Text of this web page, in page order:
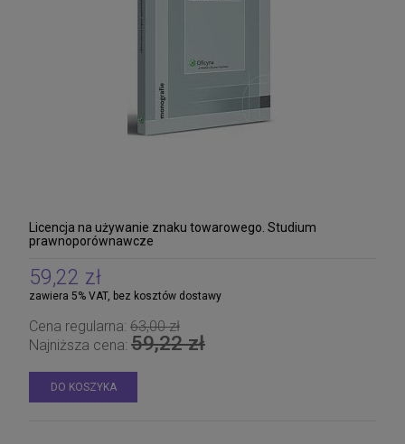
Licencja na używanie znaku towarowego. Studium
prawnoporównawcze
59,22 zł
zawiera 5% VAT, bez kosztów dostawy
Cena regularna: 63,00 zł
Najniższa cena: 59,22 zł
DO KOSZYKA